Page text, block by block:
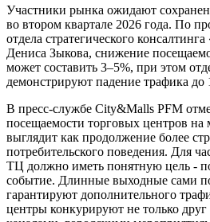
Участники рынка ожидают
во втором квартале 2026 года. По
отдела стратегического
Дениса Зыкова, снижение
может составить 3–5%, при этом
демонстрируют падение трафика до
В пресс-службе City&Malls PFM
посещаемости торговых центров на
выглядит как продолжение более
потребительского поведения. Для
ТЦ должно иметь понятную цель -
событие. Длинные выходные сами
гарантируют дополнительного
центры конкурируют не только